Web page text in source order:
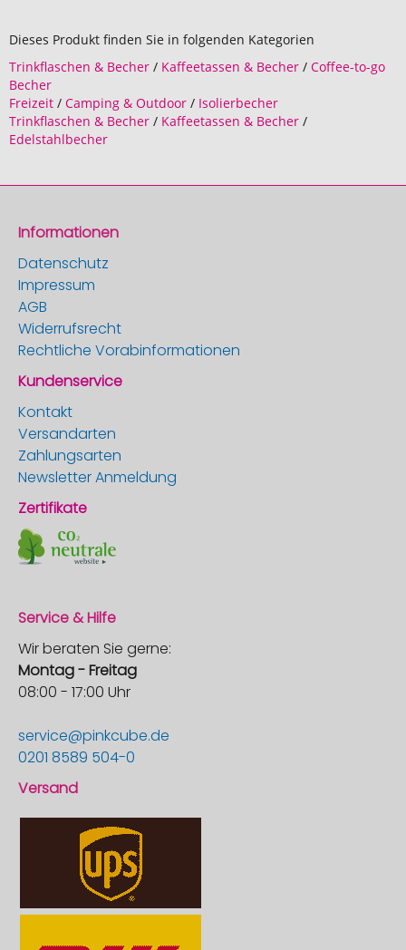
Dieses Produkt finden Sie in folgenden Kategorien
Trinkflaschen & Becher / Kaffeetassen & Becher / Coffee-to-go
Becher
Freizeit / Camping & Outdoor / Isolierbecher
Trinkflaschen & Becher / Kaffeetassen & Becher /
Edelstahlbecher
Informationen
Datenschutz
Impressum
AGB
Widerrufsrecht
Rechtliche Vorabinformationen
Kundenservice
Kontakt
Versandarten
Zahlungsarten
Newsletter Anmeldung
Zertifikate
Service & Hilfe
Wir beraten Sie gerne:
Montag - Freitag
08:00 - 17:00 Uhr
service@pinkcube.de
0201 8589 504-0
Versand